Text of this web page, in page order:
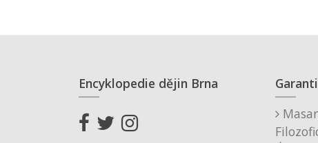
Encyklopedie dějin Brna